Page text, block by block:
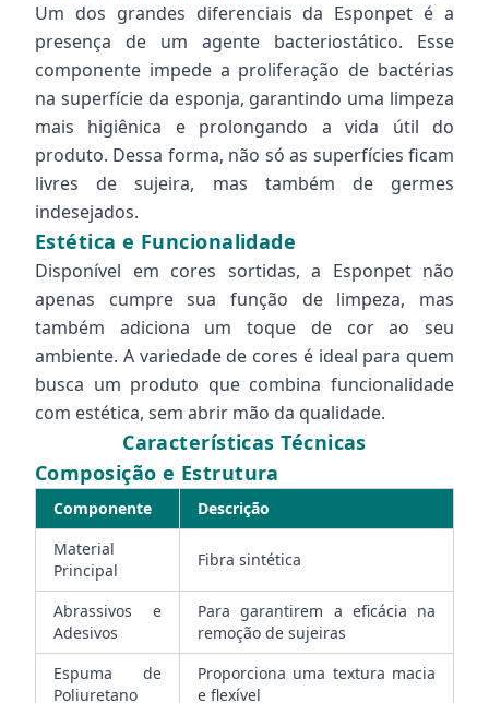
Um dos grandes diferenciais da Esponpet é a
presença de um agente bacteriostático. Esse
componente impede a proliferação de bactérias
na superfície da esponja, garantindo uma limpeza
mais higiênica e prolongando a vida útil do
produto. Dessa forma, não só as superfícies ficam
livres de sujeira, mas também de germes
indesejados.
Estética e Funcionalidade
Disponível em cores sortidas, a Esponpet não
apenas cumpre sua função de limpeza, mas
também adiciona um toque de cor ao seu
ambiente. A variedade de cores é ideal para quem
busca um produto que combina funcionalidade
com estética, sem abrir mão da qualidade.
Características Técnicas
Composição e Estrutura
Componente
Descrição
Material
Principal
Fibra sintética
Abrassivos e
Adesivos
Para garantirem a eficácia na
remoção de sujeiras
Espuma de
Poliuretano
Proporciona uma textura macia
e flexível